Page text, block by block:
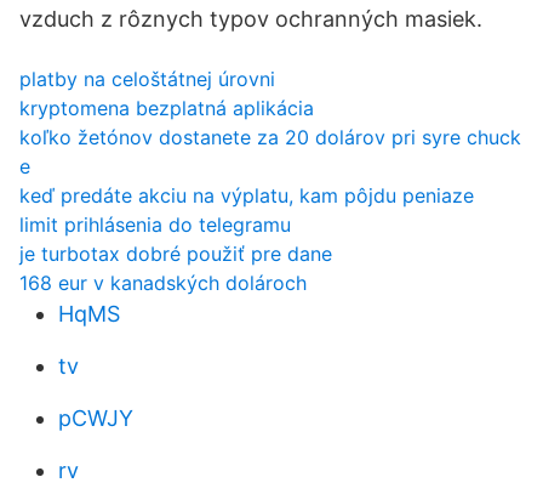
vzduch z rôznych typov ochranných masiek.
platby na celoštátnej úrovni
kryptomena bezplatná aplikácia
koľko žetónov dostanete za 20 dolárov pri syre chuck
e
keď predáte akciu na výplatu, kam pôjdu peniaze
limit prihlásenia do telegramu
je turbotax dobré použiť pre dane
168 eur v kanadských dolároch
HqMS
tv
pCWJY
rv